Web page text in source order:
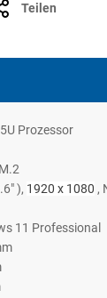
Teilen
Prozessor
), 1920 x 1080 ,
11 Professional